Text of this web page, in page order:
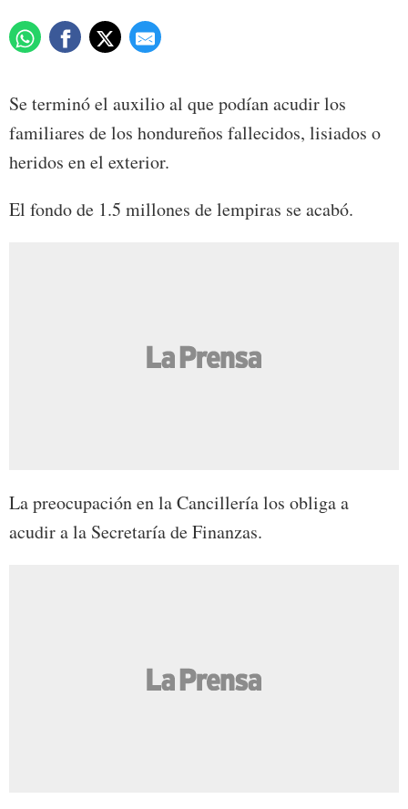
Se terminó el auxilio al que podían acudir los
familiares de los hondureños fallecidos, lisiados o
heridos en el exterior.
El fondo de 1.5 millones de lempiras se acabó.
La preocupación en la Cancillería los obliga a
acudir a la Secretaría de Finanzas.